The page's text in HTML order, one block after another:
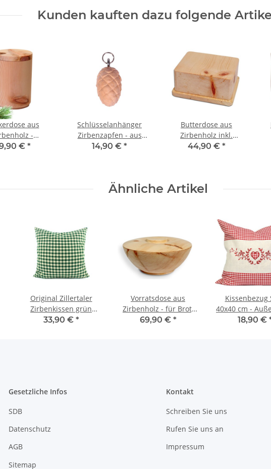
Kunden kauften dazu folgende
aus
-
für Zucker,
€ *
Schlüsselanhänger
Zirbenzapfen - aus
Tiroler Zirbenholz -
14,90 € *
Butterdose aus
Zirbenholz inkl.
Schieferplatte - Made
44,90 € *
Ähnliche Artikel
Original Zillertaler
Zirbenkissen grün
kariert 40x40 cm
33,90 € *
Vorratsdose aus
Zirbenholz - für Brot,
Getreide, Mehl, Zucker,
69,90 € *
Kissenbezug
40x40 cm -
rot kariert mit
18,90 €
Gesetzliche Infos
SDB
Datenschutz
AGB
Sitemap
Kontakt
Schreiben Sie uns
Rufen Sie uns an
Impressum